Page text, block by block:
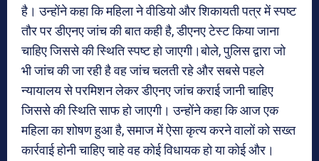
है। उन्होंने कहा कि महिला ने वीडियो और शिकायती पत्र में स्पष्ट
तौर पर डीएनए जांच की बात कही है, डीएनए टेस्ट किया जाना
चाहिए जिससे की स्थिति स्पष्ट हो जाएगी।बोले, पुलिस द्वारा जो
भी जांच की जा रही है वह जांच चलती रहे और सबसे पहले
न्यायालय से परमिशन लेकर डीएनए जांच कराई जानी चाहिए
जिससे की स्थिति साफ हो जाएगी। उन्होंने कहा कि आज एक
महिला का शोषण हुआ है, समाज में ऐसा कृत्य करने वालों को सख्त
कार्रवाई होनी चाहिए चाहे वह कोई विधायक हो या कोई और।